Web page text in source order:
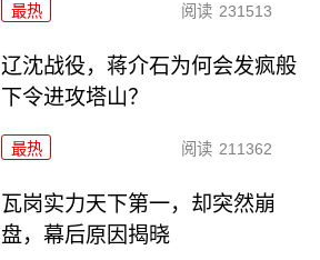
最热 阅读 231513
辽沈战役，蒋介石为何会发疯般
下令进攻塔山？
最热 阅读 211362
瓦岗实力天下第一，却突然崩
盘，幕后原因揭晓